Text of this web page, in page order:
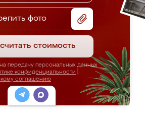
фото
стоимость
передачу персональных данных
конфиденциальности
соглашению